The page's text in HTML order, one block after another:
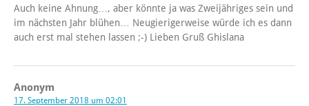
Auch keine Ahnung…, aber könnte ja was Zweijähriges sein und
im nächsten Jahr blühen… Neugierigerweise würde ich es dann
auch erst mal stehen lassen ;-) Lieben Gruß Ghislana
Anonym
17. September 2018 um 02:01